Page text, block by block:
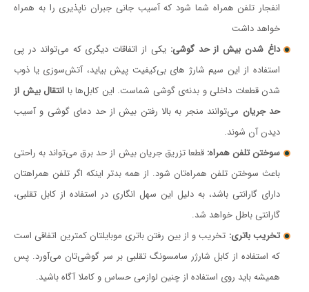
انفجار تلفن همراه شما شود که آسیب جانی جبران ناپذیری را به همراه
خواهد داشت
داغ شدن بیش از حد گوشی: یکی از اتفاقات دیگری که می‌تواند در پی
استفاده از این سیم شارژ های بی‌کیفیت پیش بیاید، آتش‌سوزی یا ذوب
شدن قطعات داخلی و بدنه‌ی گوشی شماست. این کابل‌ها با انتقال بیش از
حد جریان می‌توانند منجر به بالا رفتن بیش از حد دمای گوشی و آسیب
دیدن آن شوند.
سوختن تلفن همراه: قطعا تزریق جریان بیش از حد برق می‌تواند به راحتی
باعث سوختن تلفن همراه‌تان شود. از همه بدتر اینکه اگر تلفن همراهتان
دارای گارانتی باشد، به دلیل این سهل انگاری در استفاده از کابل تقلبی،
گارانتی باطل خواهد شد.
تخریب باتری: تخریب و از بین رفتن باتری موبایلتان کمترین اتفاقی است
که استفاده از کابل شارژر سامسونگ تقلبی بر سر گوشی‌تان می‌آورد. پس
همیشه باید روی استفاده از چنین لوازمی حساس و کاملا آگاه باشید.